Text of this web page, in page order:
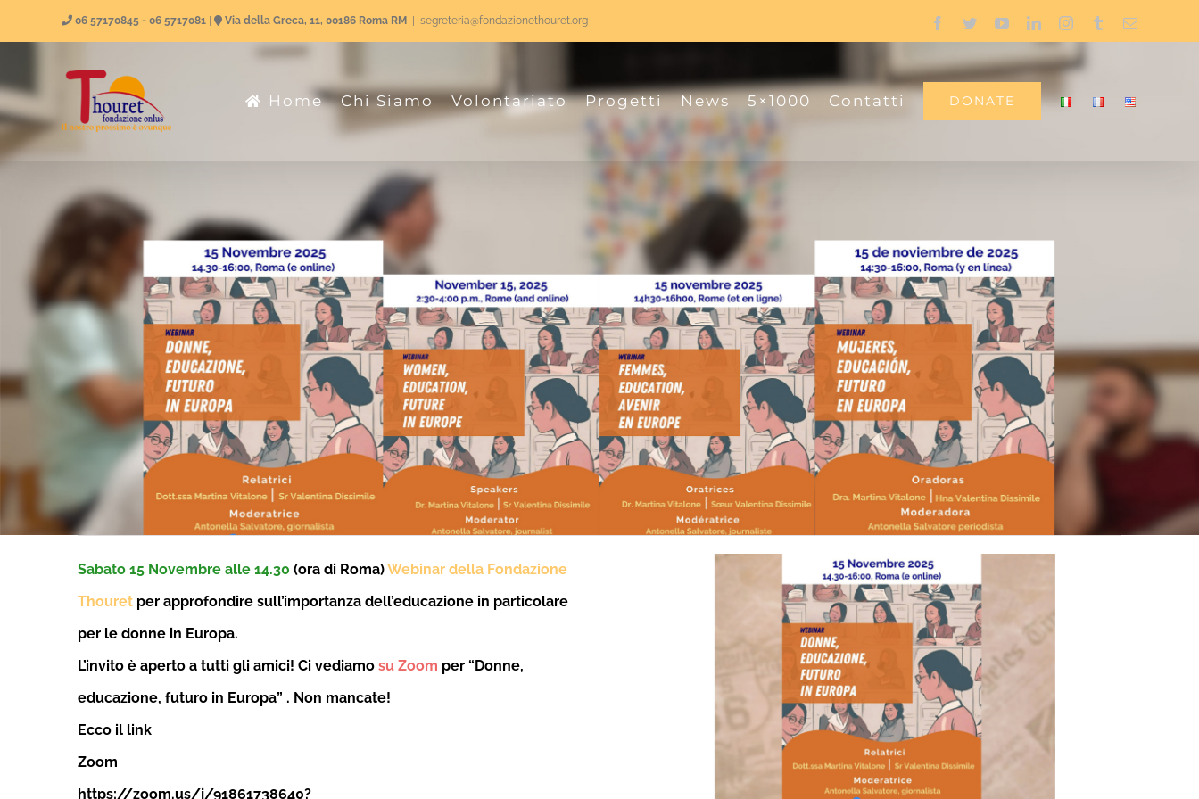
al
contenuto
06 57170845 - 06 5717081| Via della Greca, 11, 00186 Roma RM segreteria@fondazionethouret.org Facebook
TwitterYouTubeLinkedInInstagram
TumblrEmail
Home Chi Siamo Volontariato Progetti News 5×1000 Contatti DONATE
Sabato 15 Novembre alle 14.30 (ora di Roma)Webinar della Fondazione
Thouret per approfondire sull’importanza dell’educazione in particolare
per le donne in Europa.
L’invito è aperto a tutti gli amici! Ci vediamosu Zoom per “Donne,
educazione, futuro in Europa” . Non mancate!
Ecco il link
Zoom
https://zoom.us/j/91861738640?